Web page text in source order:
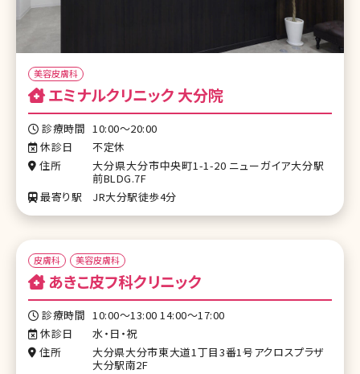
美容皮膚科
エミナルクリニック 大分院
診療時間 10:00～20:00
休診日
不定休
住所
大分県大分市中央町1-1-20 ニューガイア大分駅
前BLDG.7F
最寄り駅
JR大分駅徒歩4分
皮膚科 美容皮膚科
あきこ皮フ科クリニック
診療時間 10:00～13:00 14:00～17:00
休診日
水・日・祝
住所
大分県大分市東大道1丁目3番1号アクロスプラザ
大分駅南2F